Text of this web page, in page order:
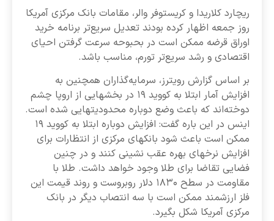
ریچارد کلاریدا و کریستوفر والر، مقامات بانک مرکزی آمریکا
روز جمعه اظهار کرده بودند تعدیل سریع‌تر برنامه خرید
اوراق قرضه ممکن است در بحبوحه سرعت گرفتن احیای
اقتصادی و رشد سریع‌تر تورم، مناسب باشد.
بر اساس گزارش رویترز، سرمایه‌گذاران همچنین به
افزایش آمار ابتلا به کووید ۱۹ در بخشهایی از اروپا چشم
دوخته‌اند که باعث وضع دوباره محدودیتهایی شده است.
اینس در این باره گفت: افزایش دوباره ابتلا به کووید ۱۹
ممکن است باعث شود بانکهای مرکزی از انتظارات برای
افزایش نرخهای بهره عقب نشینی کنند و در چنین
فضایی تقاضا برای طلا وجود خواهد داشت. طلا با
مقاومت در سطح ۱۸۳۰ دلار روبروست و روند قیمت این
فلز ارزشمند ممکن است با سه انتصاب دیگر در بانک
مرکزی آمریکا شکل بگیرد.